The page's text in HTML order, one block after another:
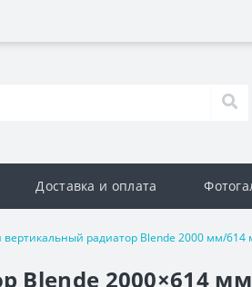
Доставка и оплата
вертикальный радиатор Blende 2000 мм/
Blende 2000×614